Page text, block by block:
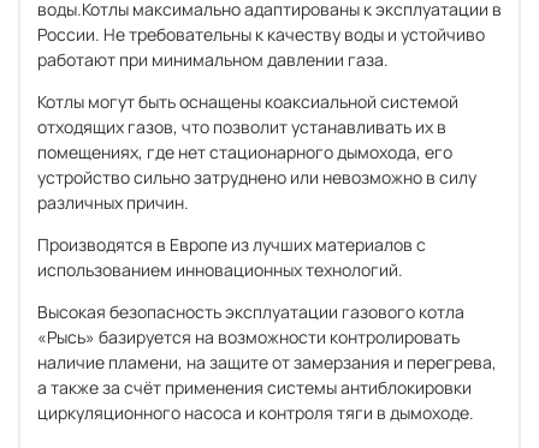
воды.Котлы максимально адаптированы к эксплуатации в
России. Не требовательны к качеству воды и устойчиво
работают при минимальном давлении газа.
Котлы могут быть оснащены коаксиальной системой
отходящих газов, что позволит устанавливать их в
помещениях, где нет стационарного дымохода, его
устройство сильно затруднено или невозможно в силу
различных причин.
Производятся в Европе из лучших материалов с
использованием инновационных технологий.
Высокая безопасность эксплуатации газового котла
«Рысь» базируется на возможности контролировать
наличие пламени, на защите от замерзания и перегрева,
а также за счёт применения системы антиблокировки
циркуляционного насоса и контроля тяги в дымоходе.